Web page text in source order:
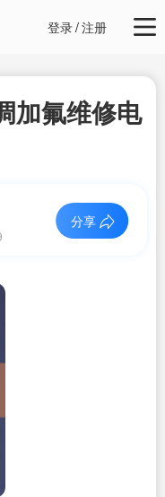
登录/注册
加氟维修电
分享